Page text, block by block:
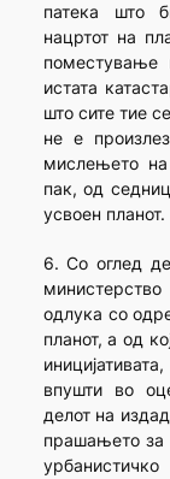
патека што
нацртот на
поместување
истата
што сите тие
не е
мислењето на
пак, од
усвоен планот.
6. Со оглед
одлука со
планот, а од
впушти во
делот на
прашањето за